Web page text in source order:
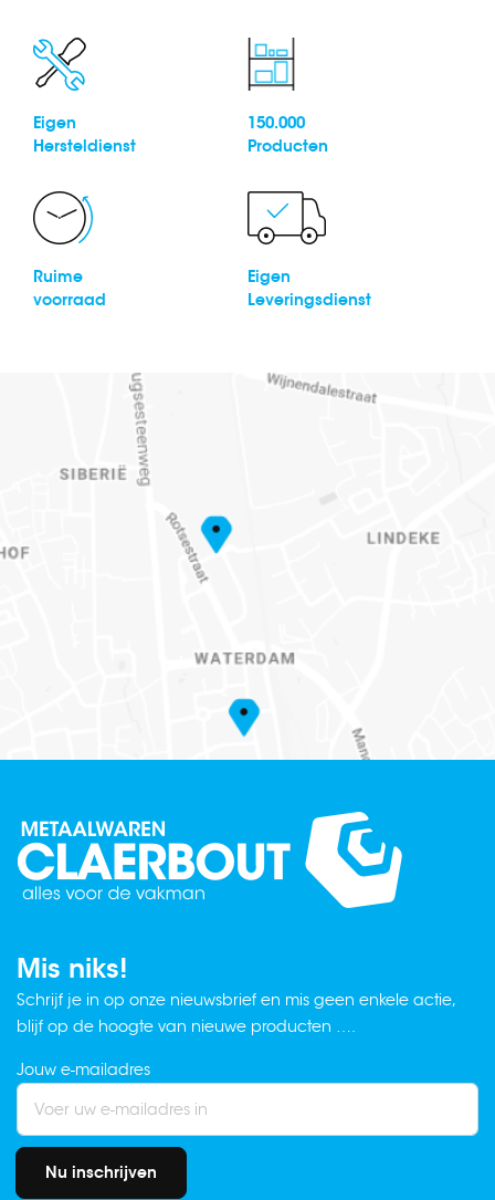
Eigen
Hersteldienst
150.000
Producten
Ruime
voorraad
Eigen
Leveringsdienst
Mis niks!
Schrijf je in op onze nieuwsbrief en mis geen enkele actie,
blijf op de hoogte van nieuwe producten ….
Jouw e-mailadres
Nu inschrijven